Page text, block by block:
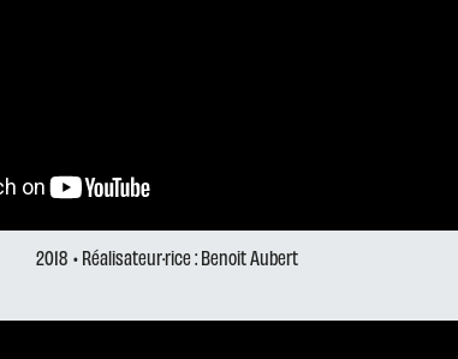
2018 • Réalisateur·rice : Benoit Aubert